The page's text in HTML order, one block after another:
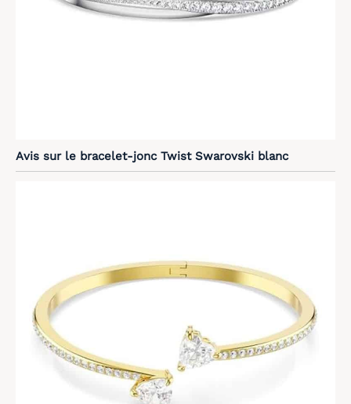
Avis sur le bracelet-jonc Twist Swarovski blanc